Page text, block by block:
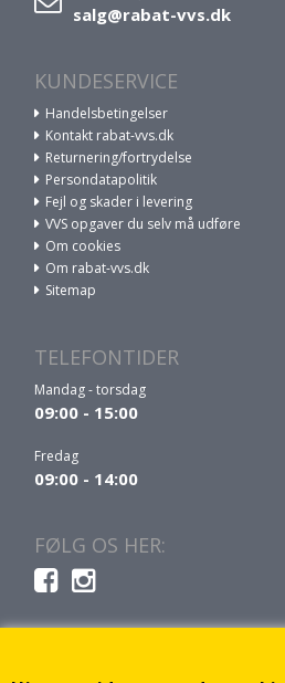
salg@rabat-vvs.dk
KUNDESERVICE
Handelsbetingelser
Kontakt rabat-vvs.dk
Returnering/fortrydelse
Persondatapolitik
Fejl og skader i levering
VVS opgaver du selv må udføre
Om cookies
Om rabat-vvs.dk
Sitemap
TELEFONTIDER
Mandag - torsdag
09:00 - 15:00
Fredag
09:00 - 14:00
FØLG OS HER: